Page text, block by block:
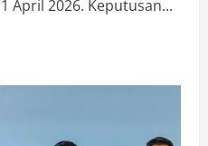
April 2026. Keputusan...